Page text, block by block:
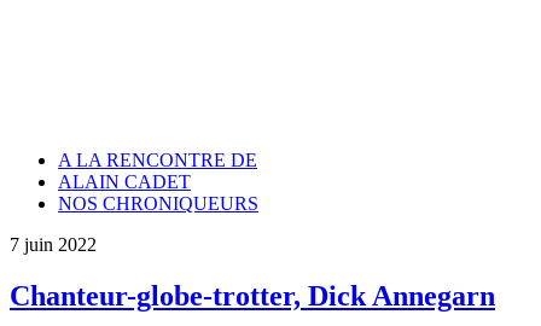
A LA RENCONTRE DE
ALAIN CADET
NOS CHRONIQUEURS
7 juin 2022
Chanteur-globe-trotter, Dick Annegarn